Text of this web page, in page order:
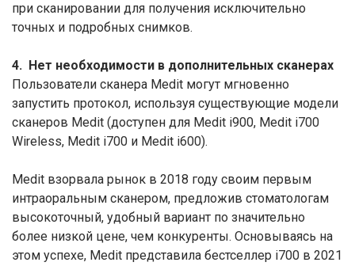
при сканировании для получения исключительно
точных и подробных снимков.
4. Нет необходимости в дополнительных сканерах
Пользователи сканера Medit могут мгновенно
запустить протокол, используя существующие модели
сканеров Medit (доступен для Medit i900, Medit i700
Wireless, Medit i700 и Medit i600).
Medit взорвала рынок в 2018 году своим первым
интраоральным сканером, предложив стоматологам
высокоточный, удобный вариант по значительно
более низкой цене, чем конкуренты. Основываясь на
этом успехе, Medit представила бестселлер i700 в 2021